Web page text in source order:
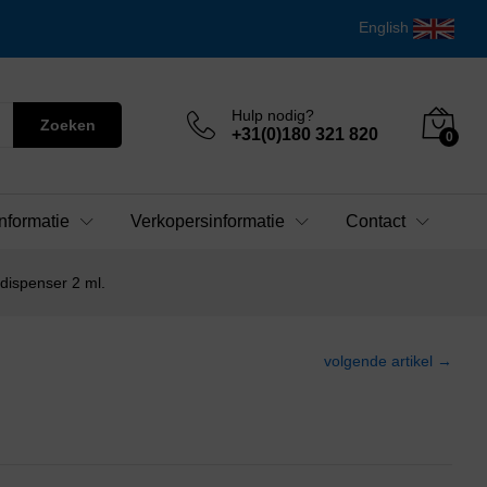
English
Zoeken
Hulp nodig?
+31(0)180 321 820 0
Verkopersinformatie Contact
2 ml.
volgende artikel →